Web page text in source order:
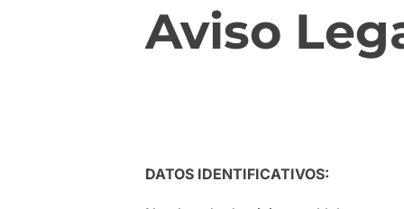
Aviso
DATOS IDENTIFICATIVOS: